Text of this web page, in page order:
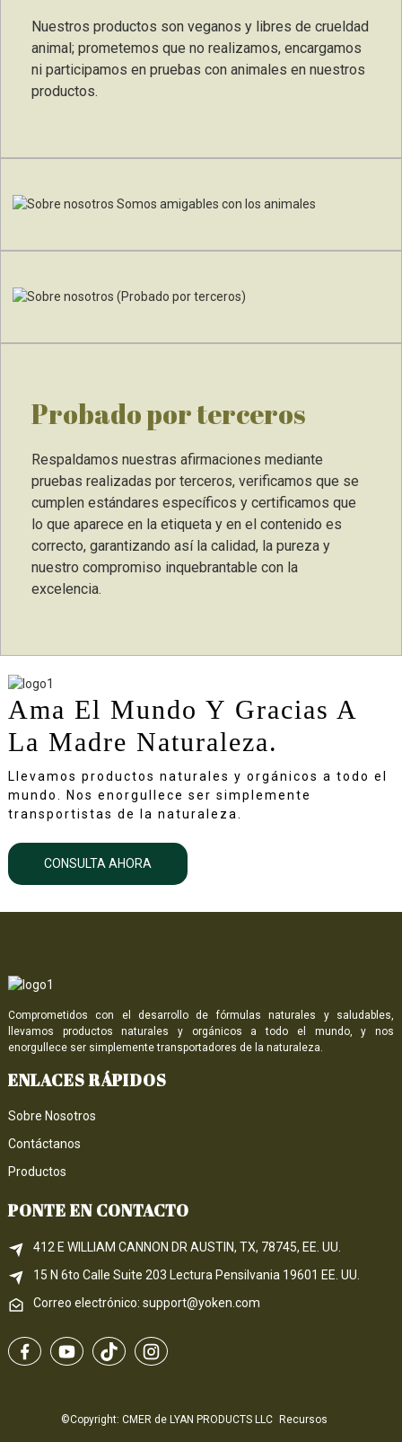
Nuestros productos son veganos y libres de crueldad
animal; prometemos que no realizamos, encargamos
ni participamos en pruebas con animales en nuestros
productos.
Probado por terceros
Respaldamos nuestras afirmaciones mediante
pruebas realizadas por terceros, verificamos que se
cumplen estándares específicos y certificamos que
lo que aparece en la etiqueta y en el contenido es
correcto, garantizando así la calidad, la pureza y
nuestro compromiso inquebrantable con la
excelencia.
Ama El Mundo Y Gracias A
La Madre Naturaleza.
Llevamos productos naturales y orgánicos a todo el
mundo. Nos enorgullece ser simplemente
transportistas de la naturaleza.
CONSULTA AHORA
Comprometidos con el desarrollo de fórmulas naturales y saludables,
llevamos productos naturales y orgánicos a todo el mundo, y nos
enorgullece ser simplemente transportadores de la naturaleza.
ENLACES RÁPIDOS
Sobre Nosotros
Contáctanos
Productos
PONTE EN CONTACTO
412 E WILLIAM CANNON DR AUSTIN, TX, 78745, EE. UU.
15 N 6to Calle Suite 203 Lectura Pensilvania 19601 EE. UU.
Correo electrónico: support@yoken.com
©Copyright: CMER de LYAN PRODUCTS LLC Recursos